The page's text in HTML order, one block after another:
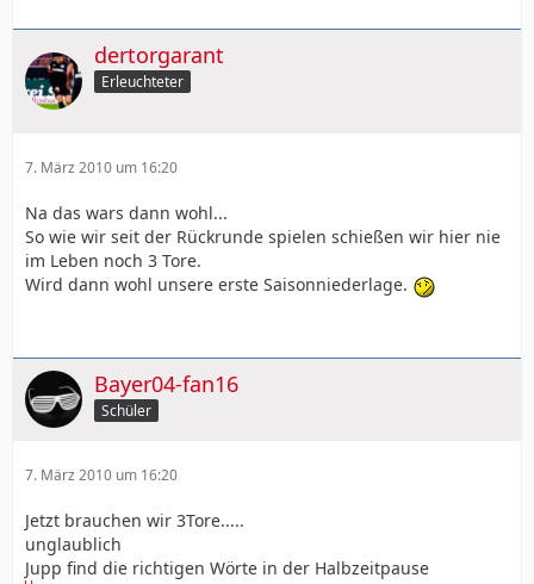
dertorgarant
Erleuchteter
7. März 2010 um 16:20
Na das wars dann wohl...
So wie wir seit der Rückrunde spielen schießen wir hier nie
im Leben noch 3 Tore.
Wird dann wohl unsere erste Saisonniederlage.
Bayer04-fan16
Schüler
7. März 2010 um 16:20
Jetzt brauchen wir 3Tore.....
unglaublich
Jupp find die richtigen Wörte in der Halbzeitpause